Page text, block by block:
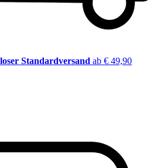
Standardversand ab € 49,90